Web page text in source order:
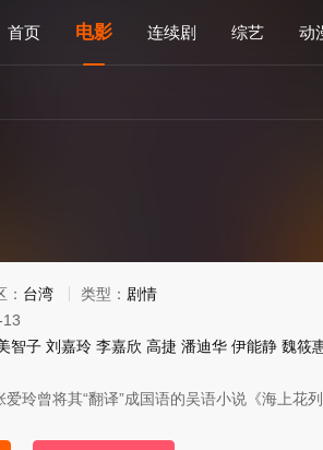
首页 电影 连续剧 综艺 动
： 台湾 类型： 剧情
智子 刘嘉玲 李嘉欣 高捷 潘迪华 伊能静 魏筱
爱玲曾将其“翻译”成国语的吴语小说《海上花